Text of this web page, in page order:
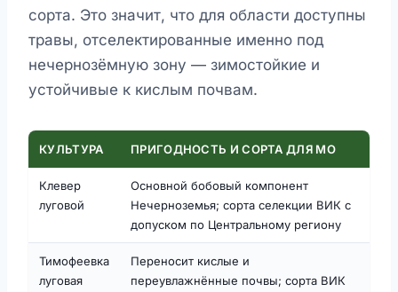
сорта. Это значит, что для области доступны
травы, отселектированные именно под
нечернозёмную зону — зимостойкие и
устойчивые к кислым почвам.
КУЛЬТУРА ПРИГОДНОСТЬ И СОРТА ДЛЯ МО
Клевер
луговой
Основной бобовый компонент
Нечерноземья; сорта селекции ВИК с
допуском по Центральному региону
Тимофеевка
луговая
Переносит кислые и
переувлажнённые почвы; сорта ВИК